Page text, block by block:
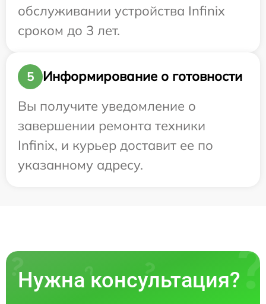
обслуживании устройства Infinix
сроком до 3 лет.
5
Информирование о готовности
Вы получите уведомление о
завершении ремонта техники
Infinix, и курьер доставит ее по
указанному адресу.
Нужна консультация?